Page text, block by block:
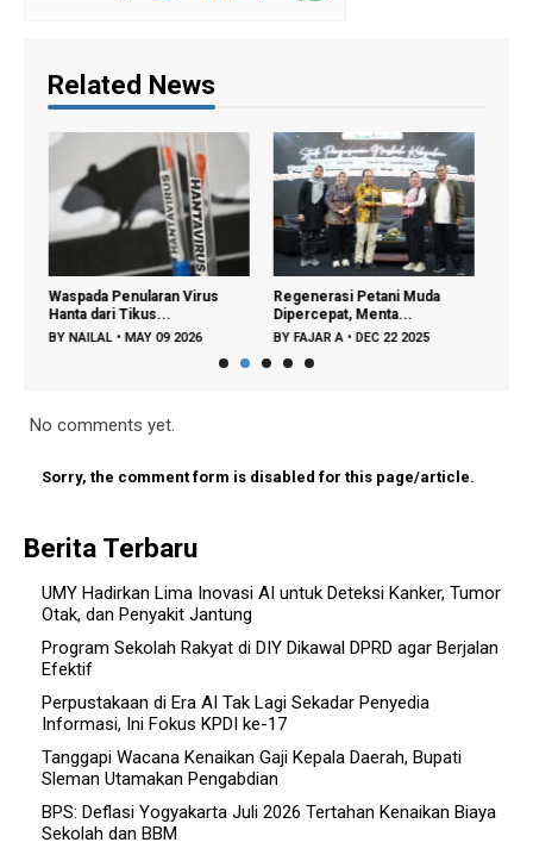
Related News
Waspada Penularan Virus
Hanta dari Tikus...
BY NAILAL • MAY 09 2026
Regenerasi Petani Muda
Dipercepat, Menta...
BY FAJAR A • DEC 22 2025
No comments yet.
Sorry, the comment form is disabled for this page/article.
Berita Terbaru
UMY Hadirkan Lima Inovasi AI untuk Deteksi Kanker, Tumor
Otak, dan Penyakit Jantung
Program Sekolah Rakyat di DIY Dikawal DPRD agar Berjalan
Efektif
Perpustakaan di Era AI Tak Lagi Sekadar Penyedia
Informasi, Ini Fokus KPDI ke-17
Tanggapi Wacana Kenaikan Gaji Kepala Daerah, Bupati
Sleman Utamakan Pengabdian
BPS: Deflasi Yogyakarta Juli 2026 Tertahan Kenaikan Biaya
Sekolah dan BBM